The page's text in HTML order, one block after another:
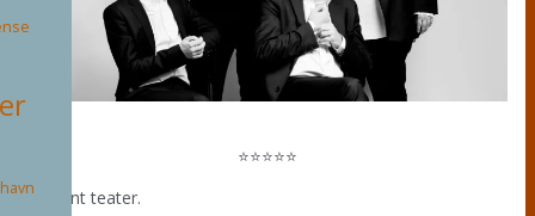
⭐⭐⭐⭐⭐
Nøgent teater.